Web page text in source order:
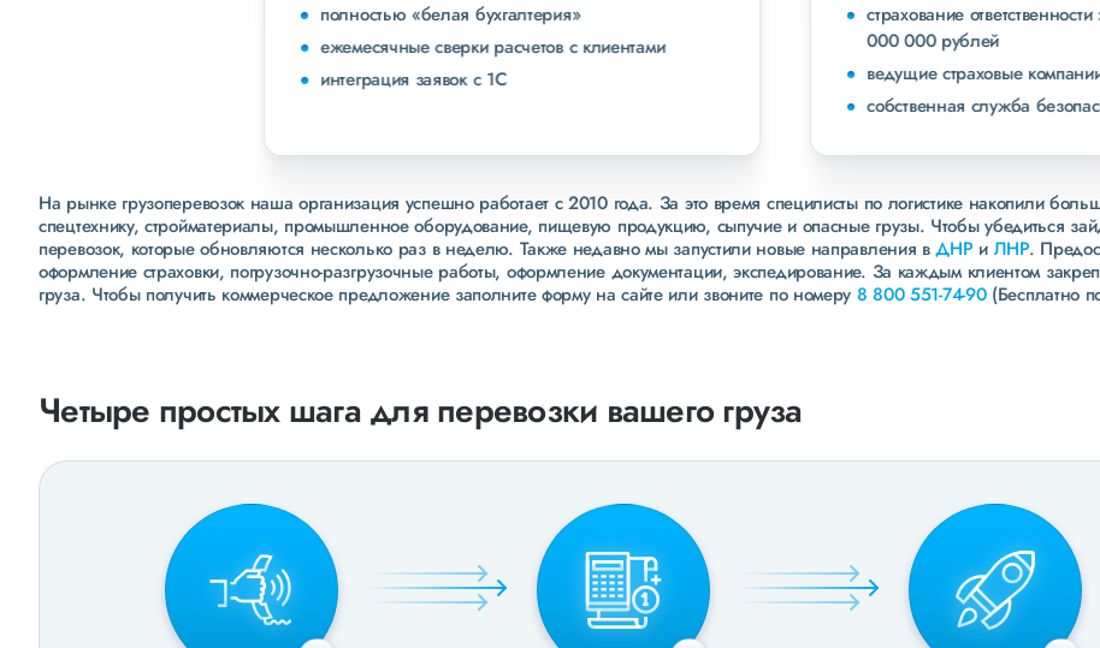
полностью «белая бухгалтерия»
ежемесячные сверки расчетов с клиентами
страхование ответственности экспедитора до 40
000 000 рублей
ведущие страховые компании
собственная служба безопасности
На рынке грузоперевозок наша организация успешно работает с 2010 года. За это время специлисты по логистике накопили
спецтехнику, стройматериалы, промышленное оборудование, пищевую продукцию, сыпучие и опасные грузы. Чтобы убедиться
перевозок, которые обновляются несколько раз в неделю. Также недавно мы запустили новые направления вДНР и ЛНР.
оформление страховки, погрузочно-разгрузочные работы, оформление документации, экспедирование. За каждым клиентом
груза. Чтобы получить коммерческое предложение заполните форму на сайте или звоните по номеру 8 800 551-74-90(Бесплатно
Четыре простых шага для перевозки вашего груза